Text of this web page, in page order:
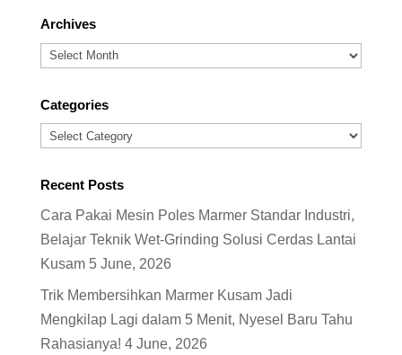
Archives
Archives
Categories
Categories
Recent Posts
Cara Pakai Mesin Poles Marmer Standar Industri,
Belajar Teknik Wet-Grinding Solusi Cerdas Lantai
Kusam 5 June, 2026
Trik Membersihkan Marmer Kusam Jadi
Mengkilap Lagi dalam 5 Menit, Nyesel Baru Tahu
Rahasianya! 4 June, 2026